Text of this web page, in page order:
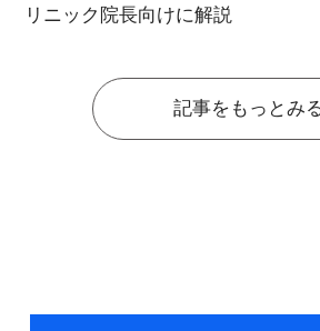
リニック院長向けに解説
記事をもっとみ